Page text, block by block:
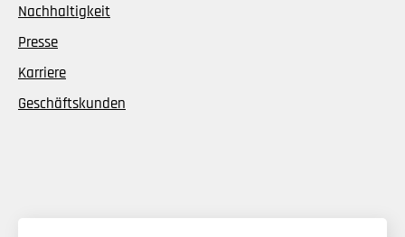
Nachhaltigkeit
Presse
Karriere
Geschäftskunden